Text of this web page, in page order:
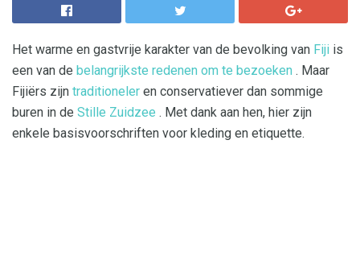
Het warme en gastvrije karakter van de bevolking van Fiji is
een van de belangrijkste redenen om te bezoeken . Maar
Fijiërs zijn traditioneler en conservatiever dan sommige
buren in de Stille Zuidzee . Met dank aan hen, hier zijn
enkele basisvoorschriften voor kleding en etiquette.